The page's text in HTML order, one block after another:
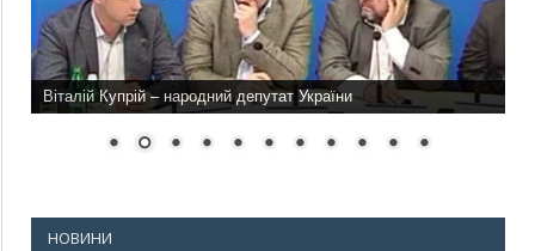
Віталій Купрій – народний депутат України
НОВИНИ